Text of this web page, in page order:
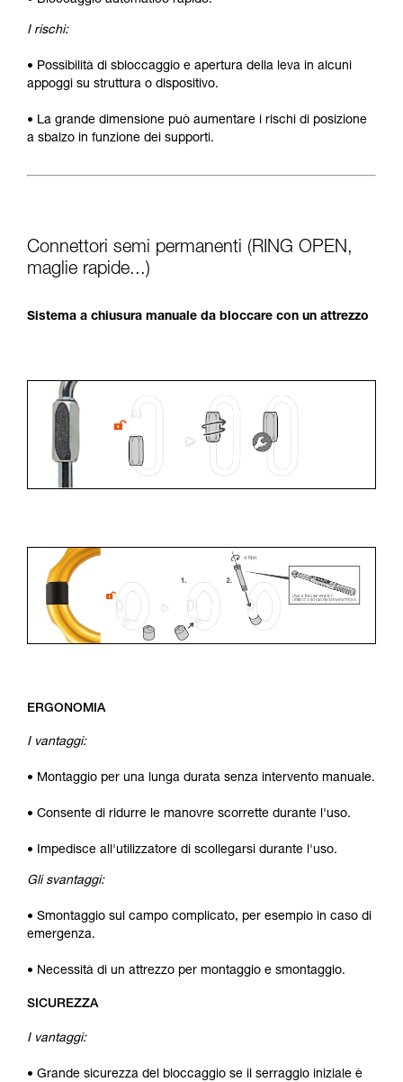
I rischi:
• Possibilità di sbloccaggio e apertura della leva in alcuni
appoggi su struttura o dispositivo.
• La grande dimensione può aumentare i rischi di posizione
a sbalzo in funzione dei supporti.
Connettori semi permanenti (RING OPEN,
maglie rapide...)
Sistema a chiusura manuale da bloccare con un attrezzo
ERGONOMIA
I vantaggi:
• Montaggio per una lunga durata senza intervento manuale.
• Consente di ridurre le manovre scorrette durante l'uso.
• Impedisce all'utilizzatore di scollegarsi durante l'uso.
Gli svantaggi:
• Smontaggio sul campo complicato, per esempio in caso di
emergenza.
• Necessità di un attrezzo per montaggio e smontaggio.
SICUREZZA
I vantaggi:
• Grande sicurezza del bloccaggio se il serraggio iniziale è